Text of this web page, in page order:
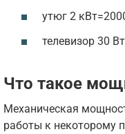
утюг 2
телевизор 30
Что такое
Механическая
работы к некоторому